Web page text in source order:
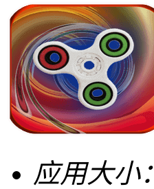
应用大小：